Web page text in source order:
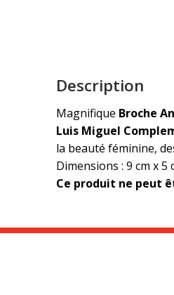
Description
Magnifique Broche
Luis Miguel
la beauté féminine,
Dimensions : 9 cm x 5
Ce produit ne peut